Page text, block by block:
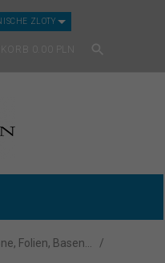
CURRENCY_H
ZLOTY
Folien, Basen...